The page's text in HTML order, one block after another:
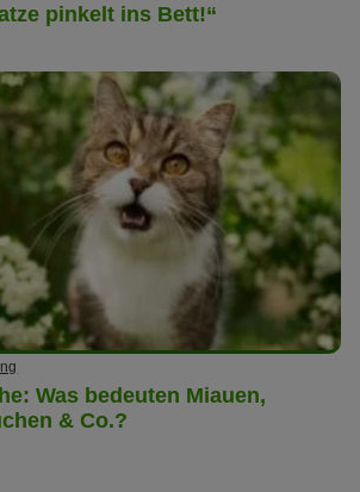
pinkelt ins Bett!“
Was bedeuten Miauen,
& Co.?